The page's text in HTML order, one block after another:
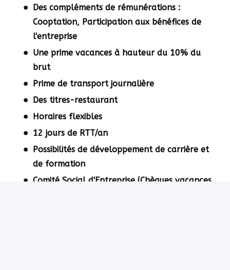
Des compléments de rémunérations :
Cooptation, Participation aux bénéfices de
l'entreprise
Une prime vacances à hauteur du 10% du
brut
Prime de transport journalière
Des titres-restaurant
Horaires flexibles
12 jours de RTT/an
Possibilités de développement de carrière et
de formation
Comité Social d'Entreprise (Chèques vacances,